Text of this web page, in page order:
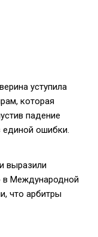
уступила
которая
падение
единой ошибки.
выразили
в Международной
что арбитры